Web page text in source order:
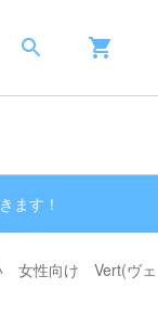
ます！
女性向け Vert(ヴェ